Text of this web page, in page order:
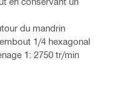
du mandrin
1/4 hexagonal
1: 2750 tr/min